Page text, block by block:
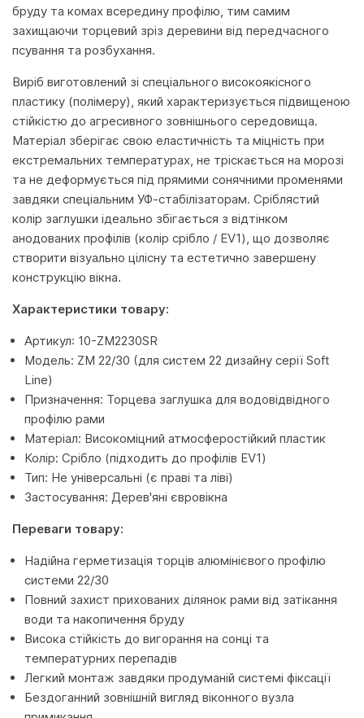
бруду та комах всередину профілю, тим самим
захищаючи торцевий зріз деревини від передчасного
псування та розбухання.
Виріб виготовлений зі спеціального високоякісного
пластику (полімеру), який характеризується підвищеною
стійкістю до агресивного зовнішнього середовища.
Матеріал зберігає свою еластичність та міцність при
екстремальних температурах, не тріскається на морозі
та не деформується під прямими сонячними променями
завдяки спеціальним УФ-стабілізаторам. Сріблястий
колір заглушки ідеально збігається з відтінком
анодованих профілів (колір срібло / EV1), що дозволяє
створити візуально цілісну та естетично завершену
конструкцію вікна.
Характеристики товару:
Артикул: 10-ZM2230SR
Модель: ZM 22/30 (для систем 22 дизайну серії Soft
Line)
Призначення: Торцева заглушка для водовідвідного
профілю рами
Матеріал: Високоміцний атмосферостійкий пластик
Колір: Срібло (підходить до профілів EV1)
Тип: Не універсальні (є праві та ліві)
Застосування: Дерев'яні євровікна
Переваги товару:
Надійна герметизація торців алюмінієвого профілю
системи 22/30
Повний захист прихованих ділянок рами від затікання
води та накопичення бруду
Висока стійкість до вигорання на сонці та
температурних перепадів
Легкий монтаж завдяки продуманій системі фіксації
Бездоганний зовнішній вигляд віконного вузла